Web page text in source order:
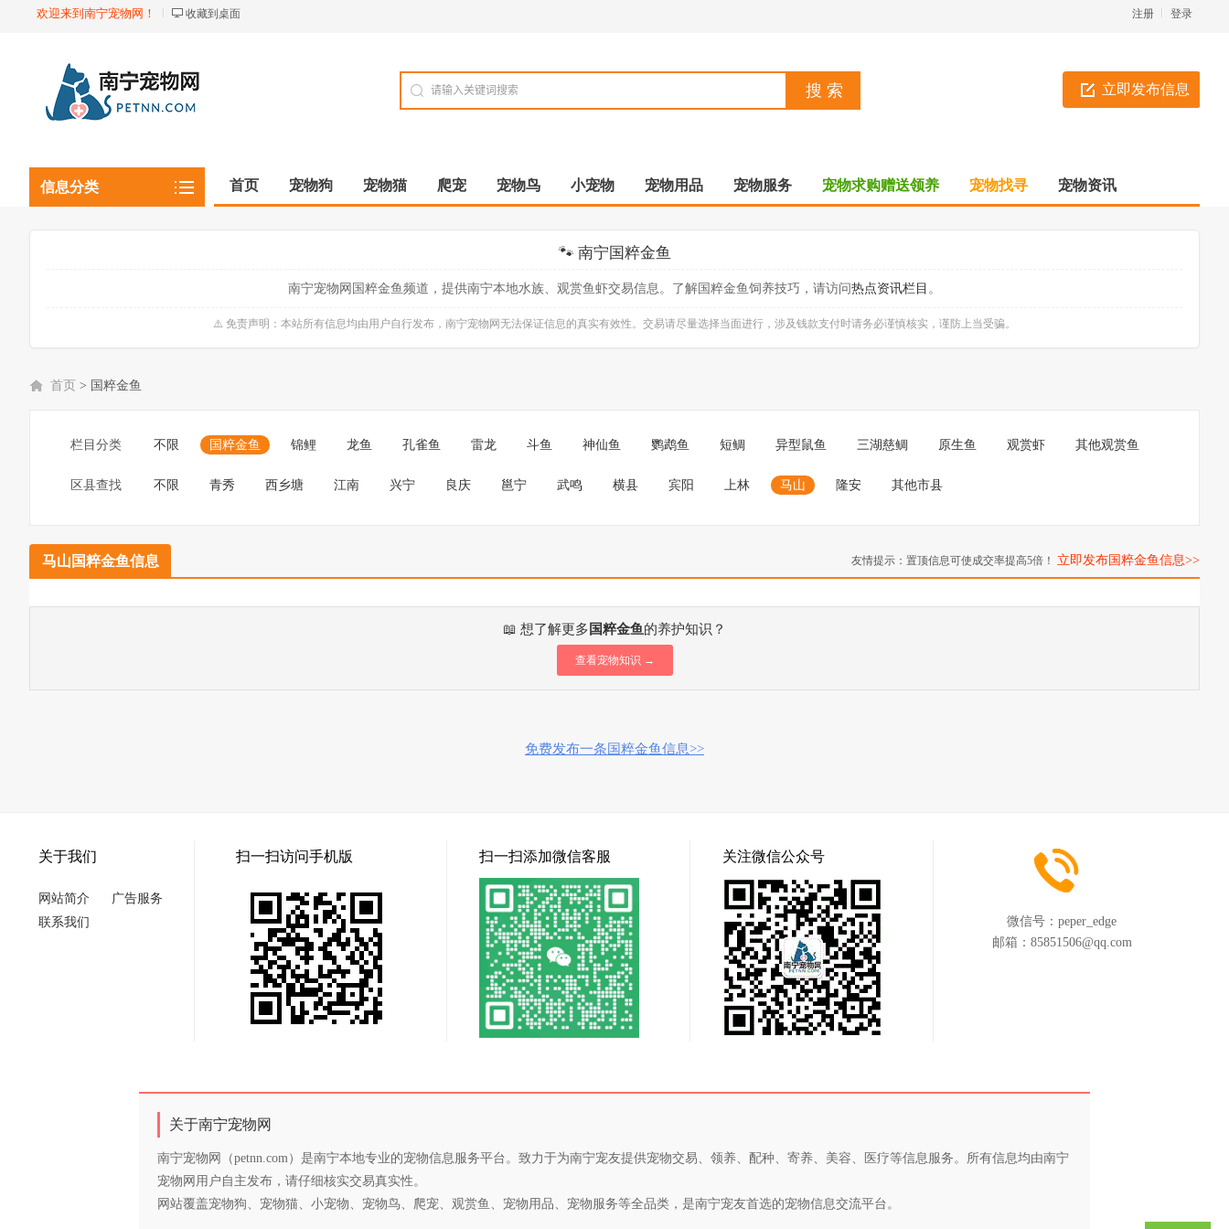
欢迎来到南宁宠物网！ 收藏到桌面 登录
注册
立即发布信息
信息分类 首页 宠物狗 宠物猫 爬宠 宠物鸟 小宠物 宠物用品 宠物服务 宠物求购赠送领养 宠物找寻 宠物资讯
🐾 南宁国粹金鱼
南宁宠物网国粹金鱼频道，提供南宁本地水族、观赏鱼虾交易信息。了解国粹金鱼饲养技巧，请访问热点资讯栏目 。
⚠️ 免责声明：本站所有信息均由用户自行发布，南宁宠物网无法保证信息的真实有效性。交易请尽量选择当面进行，涉及钱款支付时请务必谨慎核实，谨防上当受骗。
首页 > 国粹金鱼
栏目分类 不限 国粹金鱼 锦鲤 龙鱼 孔雀鱼 雷龙 斗鱼 神仙鱼 鹦鹉鱼 短鲷 异型鼠鱼 三湖慈鲷 原生鱼 观赏虾 其他观赏鱼
区县查找 不限 青秀 西乡塘 江南 兴宁 良庆 邕宁 武鸣 横县 宾阳 上林 马山 隆安 其他市县
马山国粹金鱼信息 友情提示：置顶信息可使成交率提高5倍！ 立即发布国粹金鱼信息>>
📖 想了解更多 国粹金鱼的养护知识？
查看宠物知识 →
免费发布一条国粹金鱼信息>>
关于我们
网站简介
广告服务
联系我们
扫一扫访问手机版 扫一扫添加微信客服 关注微信公众号
微信号： peper_edge
邮箱： 85851506@qq.com
关于南宁宠物网
南宁宠物网（petnn.com）是南宁本地专业的宠物信息服务平台。致力于为南宁宠友提供宠物交易、领养、配种、寄养、美容、医疗等信息服务。所有信息均由南宁
宠物网用户自主发布，请仔细核实交易真实性。
网站覆盖宠物狗、宠物猫、小宠物、宠物鸟、爬宠、观赏鱼、宠物用品、宠物服务等全品类，是南宁宠友首选的宠物信息交流平台。